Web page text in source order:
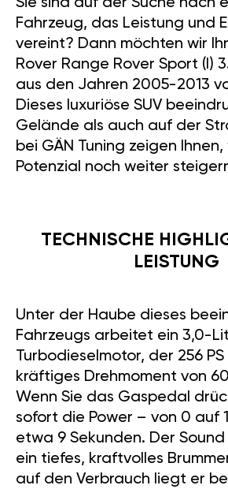
Sie sind auf der Suche nach
Fahrzeug, das Leistung und
vereint? Dann möchten wir
Rover Range Rover Sport (I)
aus den Jahren 2005-2013
Dieses luxuriöse SUV
Gelände als auch auf der
bei GÄN Tuning zeigen Ihnen,
Potenzial noch weiter
TECHNISCHE
LEISTUNG
Unter der Haube dieses
Fahrzeugs arbeitet ein 3,0-
Turbodieselmotor, der 256
kräftiges Drehmoment von
Wenn Sie das Gaspedal
sofort die Power – von 0 auf
etwa 9 Sekunden. Der
ein tiefes, kraftvolles
auf den Verbrauch liegt er